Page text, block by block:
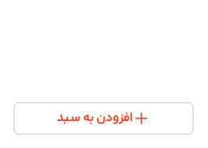
افزودن به سبد